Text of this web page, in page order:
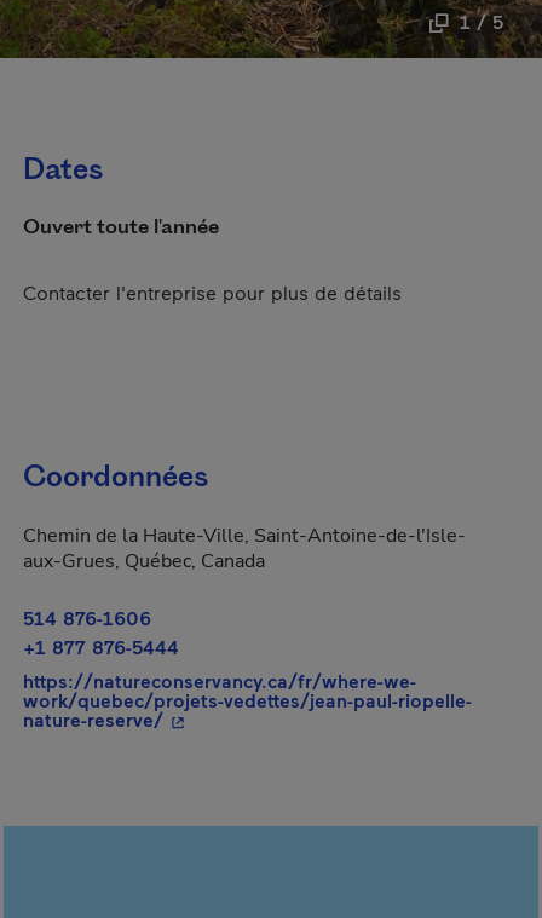
1 / 5
Dates
Ouvert toute l'année
Contacter l'entreprise pour plus de détails
Coordonnées
Chemin de la Haute-Ville, Saint-Antoine-de-l'Isle-
aux-Grues, Québec, Canada
514 876-1606
+1 877 876-5444
https://natureconservancy.ca/fr/where-we-
work/quebec/projets-vedettes/jean-paul-riopelle-
nature-reserve/- Cet hyperlien s'ouvrira dans une